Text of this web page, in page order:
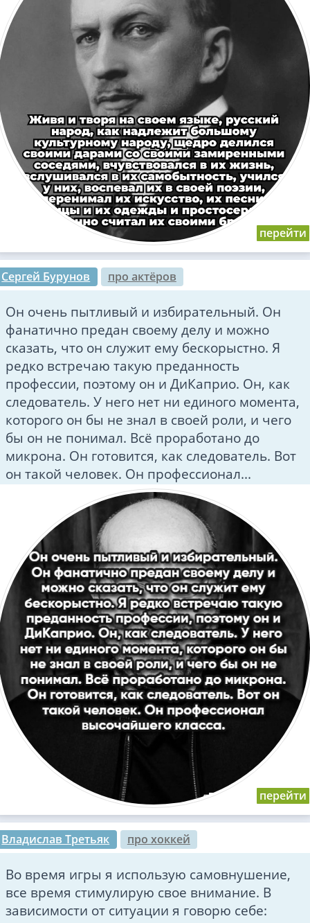
Сергей Бурунов про актёров
Он очень пытливый и избирательный. Он
фанатично предан своему делу и можно
сказать, что он служит ему бескорыстно. Я
редко встречаю такую преданность
профессии, поэтому он и ДиКаприо. Он, как
следователь. У него нет ни единого момента,
которого он бы не знал в своей роли, и чего
бы он не понимал. Всё проработано до
микрона. Он готовится, как следователь. Вот
он такой человек. Он профессионал...
Владислав Третьяк про хоккей
Во время игры я использую самовнушение,
все время стимулирую свое внимание. В
зависимости от ситуации я говорю себе: